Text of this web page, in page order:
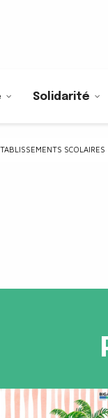
Solidarité
SCOLAIRES